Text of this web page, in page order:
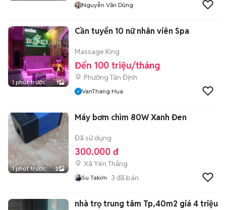
Nguyễn Văn Dũng
1 phút trước 1
Cần tuyển 10 nữ nhân viên Spa
Massage King
Đến 100 triệu/tháng
Phường Tân Định
VanThang Hua
1 phút trước 2
Máy bơm chìm 80W Xanh Đen
Đã sử dụng
300.000 đ
Xã Yên Thắng
Su Takim 3 đã bán
nhà trọ trung tâm Tp,40m2 giá 4 triệu